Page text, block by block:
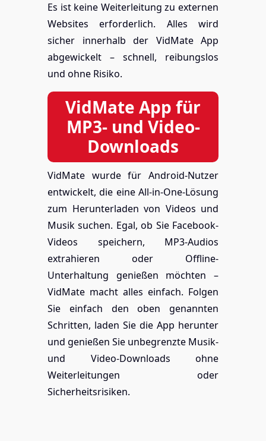
Es ist keine Weiterleitung zu externen
Websites erforderlich. Alles wird
sicher innerhalb der VidMate App
abgewickelt – schnell, reibungslos
und ohne Risiko.
VidMate App für
MP3- und Video-
Downloads
VidMate wurde für Android-Nutzer
entwickelt, die eine All-in-One-Lösung
zum Herunterladen von Videos und
Musik suchen. Egal, ob Sie Facebook-
Videos speichern, MP3-Audios
extrahieren oder Offline-
Unterhaltung genießen möchten –
VidMate macht alles einfach. Folgen
Sie einfach den oben genannten
Schritten, laden Sie die App herunter
und genießen Sie unbegrenzte Musik-
und Video-Downloads ohne
Weiterleitungen oder
Sicherheitsrisiken.